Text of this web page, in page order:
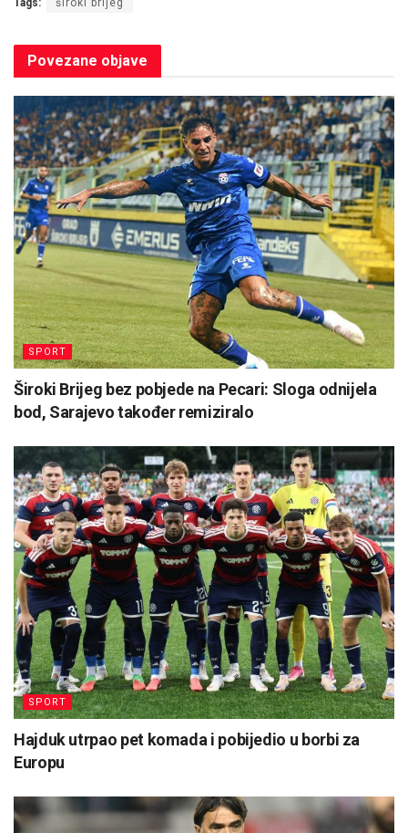
Tags: široki brijeg
Povezane objave
SPORT
Široki Brijeg bez pobjede na Pecari: Sloga odnijela
bod, Sarajevo također remiziralo
SPORT
Hajduk utrpao pet komada i pobijedio u borbi za
Europu